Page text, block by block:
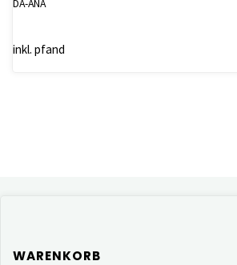
DA-ANA
inkl. pfand
WARENKORB